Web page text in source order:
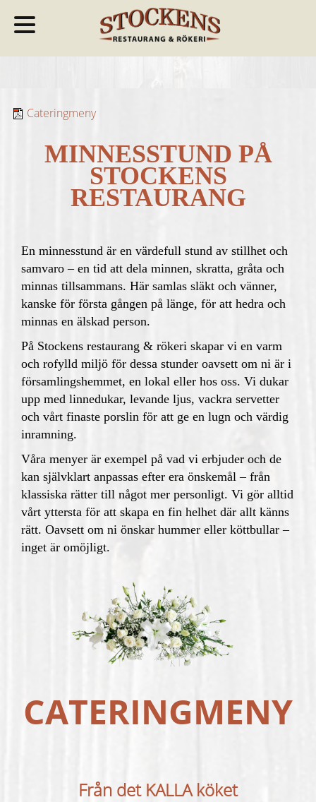
Cateringmeny
MINNESSTUND PÅ
STOCKENS
RESTAURANG
En minnesstund är en värdefull stund av stillhet och
samvaro – en tid att dela minnen, skratta, gråta och
minnas tillsammans. Här samlas släkt och vänner,
kanske för första gången på länge, för att hedra och
minnas en älskad person.
På Stockens restaurang & rökeri skapar vi en varm
och rofylld miljö för dessa stunder oavsett om ni är i
församlingshemmet, en lokal eller hos oss. Vi dukar
upp med linnedukar, levande ljus, vackra servetter
och vårt finaste porslin för att ge en lugn och värdig
inramning.
Våra menyer är exempel på vad vi erbjuder och de
kan självklart anpassas efter era önskemål – från
klassiska rätter till något mer personligt. Vi gör alltid
vårt yttersta för att skapa en fin helhet där allt känns
rätt. Oavsett om ni önskar hummer eller köttbullar –
inget är omöjligt.
CATERINGMENY
Från det KALLA köket